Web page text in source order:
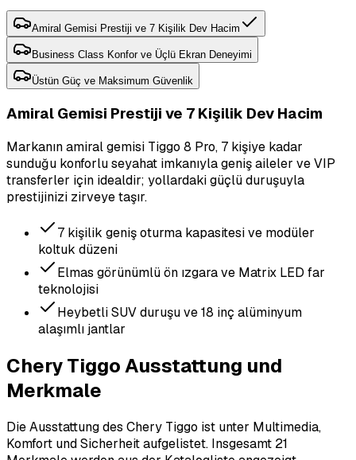
Amiral Gemisi Prestiji ve 7 Kişilik Dev Hacim
Business Class Konfor ve Üçlü Ekran Deneyimi
Üstün Güç ve Maksimum Güvenlik
Amiral Gemisi Prestiji ve 7 Kişilik Dev Hacim
Markanın amiral gemisi Tiggo 8 Pro, 7 kişiye kadar
sunduğu konforlu seyahat imkanıyla geniş aileler ve VIP
transferler için idealdir; yollardaki güçlü duruşuyla
prestijinizi zirveye taşır.
7 kişilik geniş oturma kapasitesi ve modüler
koltuk düzeni
Elmas görünümlü ön ızgara ve Matrix LED far
teknolojisi
Heybetli SUV duruşu ve 18 inç alüminyum
alaşımlı jantlar
Chery Tiggo Ausstattung und
Merkmale
Die Ausstattung des Chery Tiggo ist unter Multimedia,
Komfort und Sicherheit aufgelistet. Insgesamt 21